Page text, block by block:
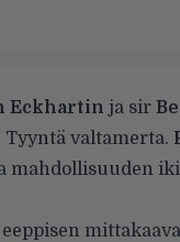
Eckhartin ja sir
Tyyntä valtamerta.
mahdollisuuden